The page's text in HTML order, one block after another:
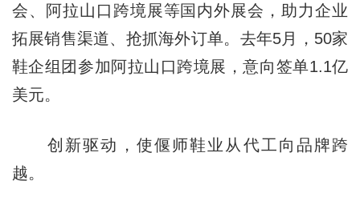
会、阿拉山口跨境展等国内外展会，助力企业
拓展销售渠道、抢抓海外订单。去年5月，50家
鞋企组团参加阿拉山口跨境展，意向签单1.1亿
美元。
创新驱动，使偃师鞋业从代工向品牌跨
越。